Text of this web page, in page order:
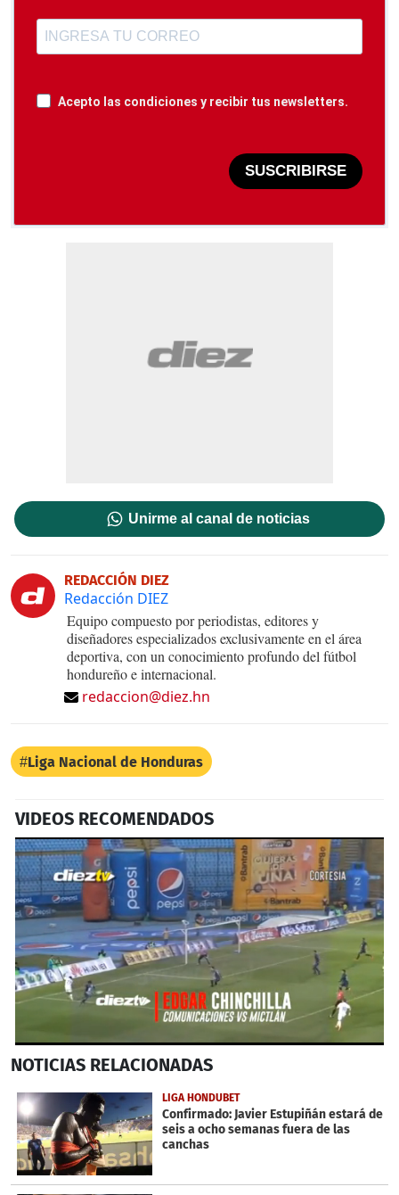
Acepto las condiciones y recibir tus newsletters.
SUSCRIBIRSE
Unirme al canal de noticias
REDACCIÓN DIEZ
Redacción DIEZ
Equipo compuesto por periodistas, editores y
diseñadores especializados exclusivamente en el área
deportiva, con un conocimiento profundo del fútbol
hondureño e internacional.
redaccion@diez.hn
Liga Nacional de Honduras
VIDEOS RECOMENDADOS
seconds
1
36
seconds
NOTICIAS RELACIONADAS
LIGA HONDUBET
Confirmado: Javier Estupiñán estará de
seis a ocho semanas fuera de las
canchas